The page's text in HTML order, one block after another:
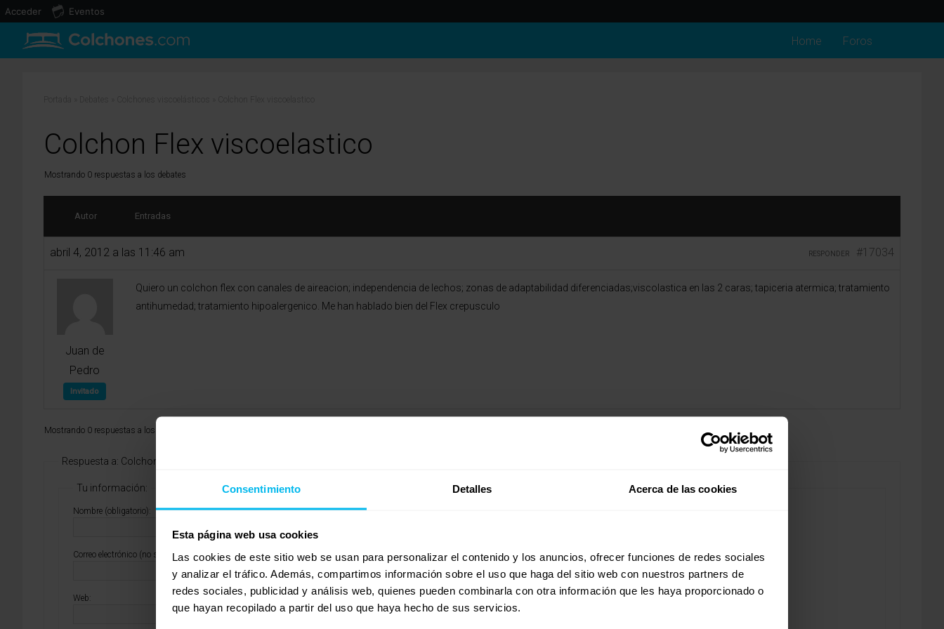
Consentimiento Detalles Acerca de las cookies
Esta página web usa cookies
Las cookies de este sitio web se usan para personalizar el contenido y los anuncios, ofrecer funciones de redes sociales
y analizar el tráfico. Además, compartimos información sobre el uso que haga del sitio web con nuestros partners de
redes sociales, publicidad y análisis web, quienes pueden combinarla con otra información que les haya proporcionado o
que hayan recopilado a partir del uso que haya hecho de sus servicios.
Home Foros
Colchon Flex viscoelastico
Mostrando 0 respuestas a los debates
Autor Entradas
abril 4, 2012 a las 11:46 am #17034
RESPONDER
Juan de
Pedro
Invitado
Quiero un colchon flex con canales de aireacion; independencia de lechos; zonas de adaptabilidad diferenciadas;viscolastica en las 2 caras; tapiceria atermica; tratamiento
antihumedad; tratamiento hipoalergenico. Me han hablado bien del Flex crepusculo
Mostrando 0 respuestas a los debates
Respuesta a: Colchon Flex viscoelastico
Tu información:
Nombre (obligatorio):
Correo electrónico (no se publicará) (obligatorio):
Web:
Acceder Eventos